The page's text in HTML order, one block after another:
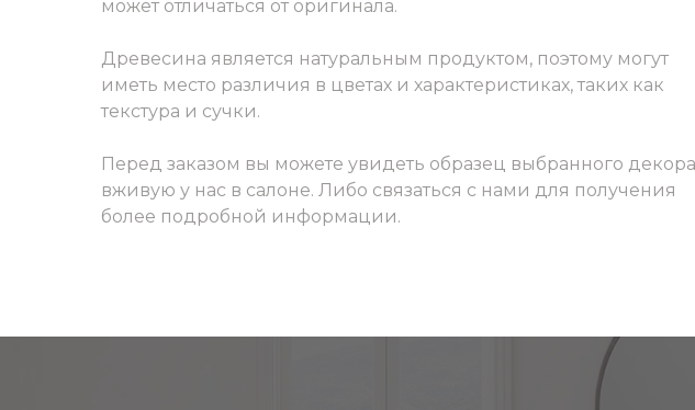
может отличаться от оригинала.
Древесина является натуральным продуктом, поэтому могут
иметь место различия в цветах и характеристиках, таких как
текстура и сучки.
Перед заказом вы можете увидеть образец выбранного декора
вживую у нас в салоне. Либо связаться с нами для получения
более подробной информации.